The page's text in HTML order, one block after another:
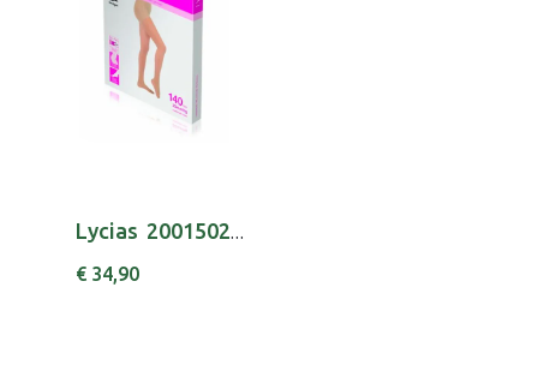
Lycias 2001502300 Comfort Coll 140 T2 Nude
€ 34,90